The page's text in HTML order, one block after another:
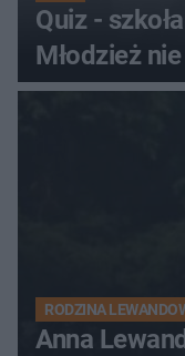
Quiz -
Młodzież
RODZINA
Anna